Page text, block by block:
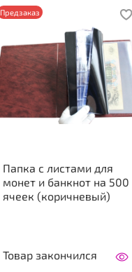
Предзаказ
Папка с листами для
монет и банкнот на 500
ячеек (коричневый)
Товар закончился